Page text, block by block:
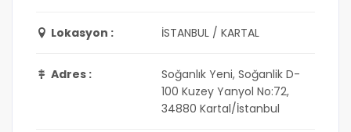
Lokasyon : İSTANBUL / KARTAL
Adres :
Soğanlık Yeni, Soğanlik D-
100 Kuzey Yanyol No:72,
34880 Kartal/İstanbul